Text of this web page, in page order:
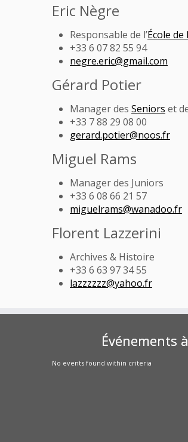
Eric Nègre
Responsable de l’École de
+33 6 07 82 55 94
negre.eric@gmail.com
Gérard Potier
Manager des Seniors et
+33 7 88 29 08 00
gerard.potier@noos.fr
Miguel Rams
Manager des Juniors
+33 6 08 66 21 57
miguelrams@wanadoo.fr
Florent Lazzerini
Archives & Histoire
+33 6 63 97 34 55
lazzzzzz@yahoo.fr
Événements
No events found within criteria